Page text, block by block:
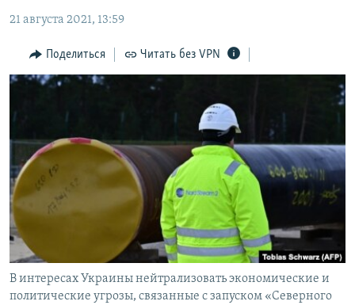
ИНФОГРАФИКА
ТЕЛЕПРОЕКТ КРЫМ.РЕАЛИИ
СОВЕТЫ ПРАВОЗАЩИТНИКОВ
ПРОПАВШИЕ БЕЗ ВЕСТИ
ПОБЕДИТЕЛЕЙ НЕ СУДЯТ?
КРЫМ.НЕПОКОРЕННЫЙ
ELIFBE
УКРАИНСКАЯ ПРОБЛЕМА КРЫМА
КАК ОБОЙТИ БЛОКИРОВКУ
ПРИСОЕДИНЯЙТЕСЬ!
Все сайты RFE/RL
21 августа 2021, 13:59
Поделиться Читать без VPN
В интересах Украины нейтрализовать экономические и
политические угрозы, связанные с запуском «Северного